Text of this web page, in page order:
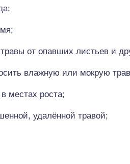
от опавших листьев и
влажную или мокрую
местах роста;
удалённой травой;